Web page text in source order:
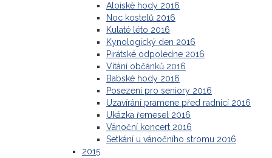
Aloiské hody 2016
Noc kostelů 2016
Kulaté léto 2016
Kynologický den 2016
Pirátské odpoledne 2016
Vítání občánků 2016
Babské hody 2016
Posezení pro seniory 2016
Uzavírání pramene před radnicí 2016
Ukázka řemesel 2016
Vánoční koncert 2016
Setkání u vánočního stromu 2016
2015